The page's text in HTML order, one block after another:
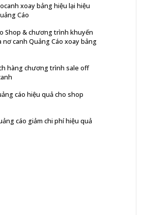
xoay bảng hiệu lại hiệu
Cáo
Shop & chương trình khuyến
nơ canh Quảng Cáo xoay bảng
hàng chương trình sale off
cáo hiệu quả cho shop
cáo giảm chi phí hiệu quả